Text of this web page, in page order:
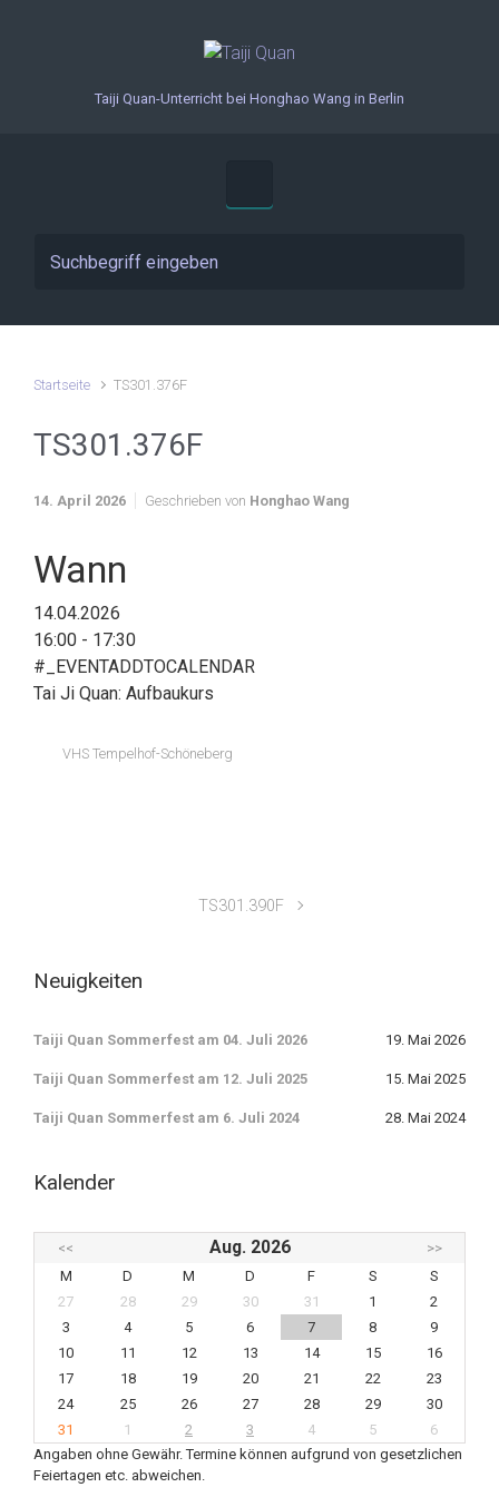
Taiji Quan-Unterricht bei Honghao Wang in Berlin
Startseite TS301.376F
TS301.376F
14. April 2026 Geschrieben von Honghao Wang
Wann
14.04.2026
16:00 - 17:30
#_EVENTADDTOCALENDAR
Tai Ji Quan: Aufbaukurs
VHS Tempelhof-Schöneberg
TS301.390F
Neuigkeiten
Taiji Quan Sommerfest am 04. Juli 2026 19. Mai 2026
Taiji Quan Sommerfest am 12. Juli 2025 15. Mai 2025
Taiji Quan Sommerfest am 6. Juli 2024 28. Mai 2024
Kalender
<< Aug. 2026
>>
M
D M D F S
S
27
28 29 30 31 1
2
3
4 5 6 7 8
9
10
11 12 13 14 15
16
17
18 19 20 21 22
23
24
25 26 27 28 29
30
31
1 2 3 4 5
6
Angaben ohne Gewähr. Termine können aufgrund von gesetzlichen
Feiertagen etc. abweichen.